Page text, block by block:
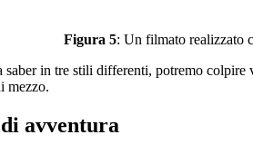
Figura 5: Un filmato realizzato
in tre stili differenti, potremo
mezzo.
avventura